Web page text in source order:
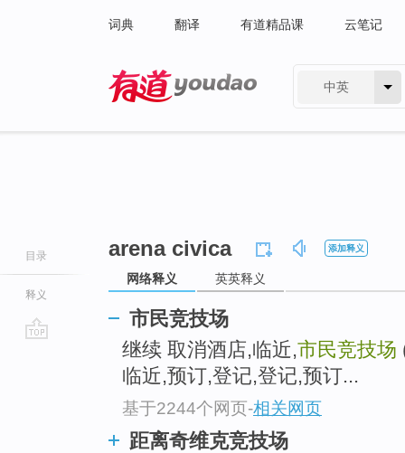
词典 翻译 有道精品课 云笔记
中英
目录
释义
arena civica 添加释义
网络释义 英英释义
市民竞技场
继续 取消酒店,临近,市民竞技场
临近,预订,登记,登记,预订...
基于2244个网页-相关网页
距离奇维克竞技场